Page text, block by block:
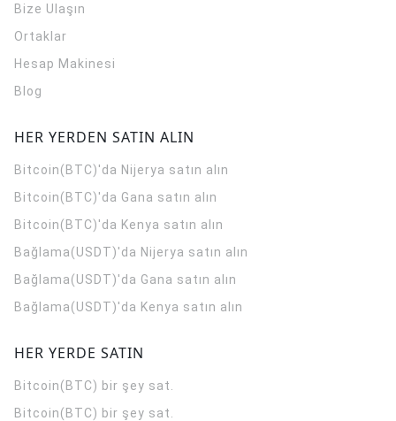
Bize Ulaşın
Ortaklar
Hesap Makinesi
Blog
HER YERDEN SATIN ALIN
Bitcoin(BTC)'da Nijerya satın alın
Bitcoin(BTC)'da Gana satın alın
Bitcoin(BTC)'da Kenya satın alın
Bağlama(USDT)'da Nijerya satın alın
Bağlama(USDT)'da Gana satın alın
Bağlama(USDT)'da Kenya satın alın
HER YERDE SATIN
Bitcoin(BTC) bir şey sat.
Bitcoin(BTC) bir şey sat.